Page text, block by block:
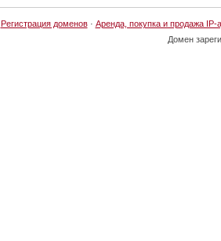
Регистрация доменов· Аренда, покупка и продажа IP-
Домен